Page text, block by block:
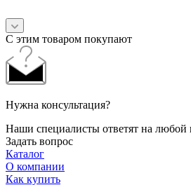
С этим товаром покупают
Нужна консультация?
Наши специалисты ответят на
Задать вопрос
Каталог
О компании
Как купить